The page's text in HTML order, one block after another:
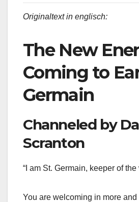
Originaltext in englisch:
The New
Coming to
Germain
Channeled by
Scranton
“I am St. Germain, keeper of
You are welcoming in more